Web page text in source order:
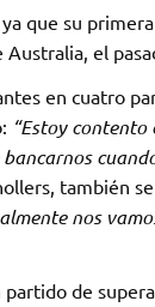
que su
el
en cuatro
“Estoy
también
nos
de